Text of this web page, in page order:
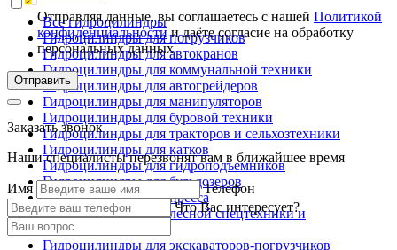
Все гидроцилиндры
Гидроцилиндры для погрузчиков
Гидроцилиндры для автокранов
Гидроцилиндры для коммунальной техники
Гидроцилиндры для автогрейдеров
Гидроцилиндры для манипуляторов
Гидроцилиндры для буровой техники
Гидроцилиндры для тракторов и сельхозтехники
Гидроцилиндры для катков
Гидроцилиндры для гидроподъемников
Гидроцилиндры для бульдозеров
Гидроцилиндры для пресса
Гидроцилиндры для лесной спецтехники и
металловозов
Гидроцилиндры для экскаваторов-погрузчиков
Отправляя данные, вы соглашаетесь с нашейПолитикой
конфиденциальностии даёте согласие на обработку
персональных данных
Отправить
Заказать звонок
Наши специалисты перезвонят вам в ближайшее время
Имя
Телефон
Что Вас интересует?